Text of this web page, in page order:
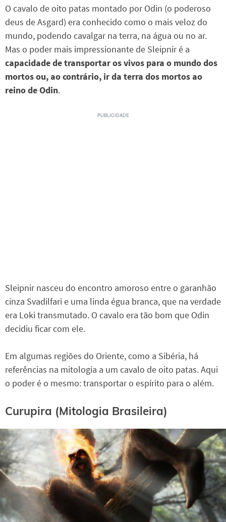
O cavalo de oito patas montado por Odin (o poderoso
deus de Asgard) era conhecido como o mais veloz do
mundo, podendo cavalgar na terra, na água ou no ar.
Mas o poder mais impressionante de Sleipnir é a
capacidade de transportar os vivos para o mundo dos
mortos ou, ao contrário, ir da terra dos mortos ao
reino de Odin.
Sleipnir nasceu do encontro amoroso entre o garanhão
cinza Svadilfari e uma linda égua branca, que na verdade
era Loki transmutado. O cavalo era tão bom que Odin
decidiu ficar com ele.
Em algumas regiões do Oriente, como a Sibéria, há
referências na mitologia a um cavalo de oito patas. Aqui
o poder é o mesmo: transportar o espírito para o além.
Curupira (Mitologia Brasileira)